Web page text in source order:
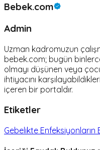
Bebek.com
Admin
Uzman kadromuzun
bebek.com; bugün
olmayı düşünen veya
ihtiyacını
içeren bir portaldır.
Etiketler
Gebelikte Enfeksiyonların